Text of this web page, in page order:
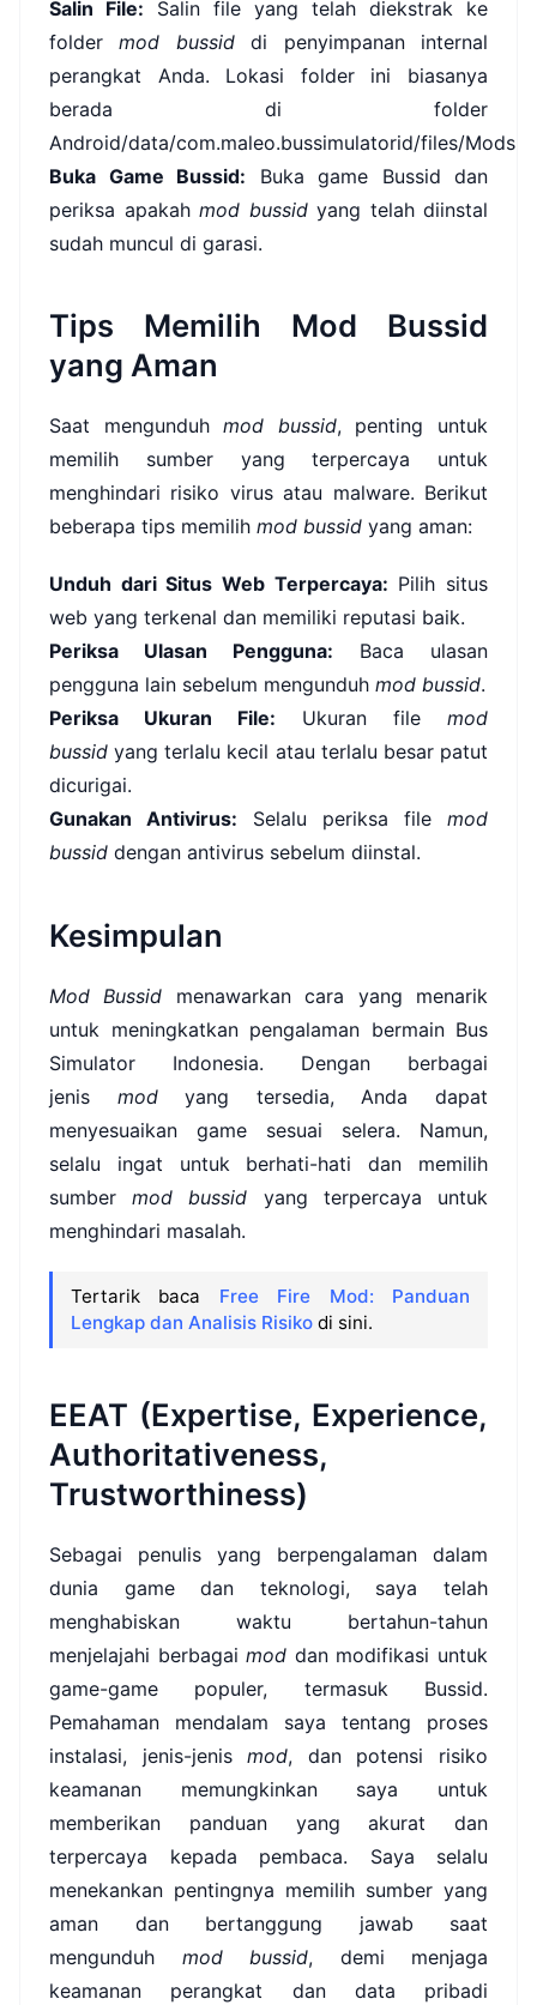
Salin File: Salin file yang telah diekstrak ke
foldermod bussiddi penyimpanan internal
perangkat Anda. Lokasi folder ini biasanya
berada di folder
Android/data/com.maleo.bussimulatorid/files/Mods.
Buka Game Bussid: Buka game Bussid dan
periksa apakah mod bussidyang telah diinstal
sudah muncul di garasi.
Tips Memilih Mod Bussid
yang Aman
Saat mengunduhmod bussid, penting untuk
memilih sumber yang terpercaya untuk
menghindari risiko virus atau malware. Berikut
beberapa tips memilih mod bussid yang aman:
Unduh dari Situs Web Terpercaya: Pilih situs
web yang terkenal dan memiliki reputasi baik.
Periksa Ulasan Pengguna: Baca ulasan
pengguna lain sebelum mengunduh mod bussid.
Periksa Ukuran File: Ukuran file mod
bussid yang terlalu kecil atau terlalu besar patut
dicurigai.
Gunakan Antivirus: Selalu periksa file mod
bussid dengan antivirus sebelum diinstal.
Kesimpulan
Mod Bussid menawarkan cara yang menarik
untuk meningkatkan pengalaman bermain Bus
Simulator Indonesia. Dengan berbagai
jenis modyang tersedia, Anda dapat
menyesuaikan game sesuai selera. Namun,
selalu ingat untuk berhati-hati dan memilih
sumbermod bussid yang terpercaya untuk
menghindari masalah.
Tertarik baca Free Fire Mod: Panduan
Lengkap dan Analisis Risiko di sini.
EEAT (Expertise, Experience,
Authoritativeness,
Trustworthiness)
Sebagai penulis yang berpengalaman dalam
dunia game dan teknologi, saya telah
menghabiskan waktu bertahun-tahun
menjelajahi berbagaimod dan modifikasi untuk
game-game populer, termasuk Bussid.
Pemahaman mendalam saya tentang proses
instalasi, jenis-jenismod, dan potensi risiko
keamanan memungkinkan saya untuk
memberikan panduan yang akurat dan
terpercaya kepada pembaca. Saya selalu
menekankan pentingnya memilih sumber yang
aman dan bertanggung jawab saat
mengunduh mod bussid, demi menjaga
keamanan perangkat dan data pribadi